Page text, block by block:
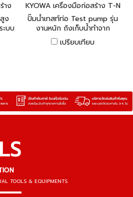
าง
ง
ะบบ
KYOWA เครื่องมือก่อสร้าง T-N
DX
ปั๊มน้ำเทสท์ท่อ Test pump รุ่น
งานหนัก ถังเก็บน้ำทำจาก
พลาสติก ไม่เป็นสนิม น้ำหนักเบา
เหมาะสำหรับงานขนาดใหญ่
เปรียบเทียบ
TOOLS & EQUIPMENTS